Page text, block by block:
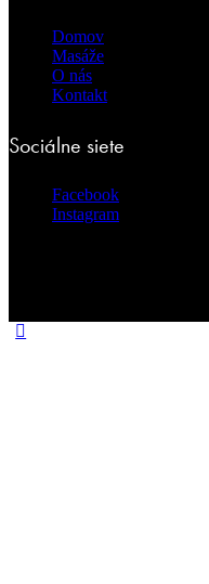
Domov
Masáže
O nás
Kontakt
Sociálne siete
Facebook
Instagram